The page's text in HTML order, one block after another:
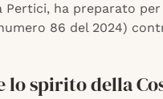
Pertici, ha preparato
86 del 2024)
lo spirito della